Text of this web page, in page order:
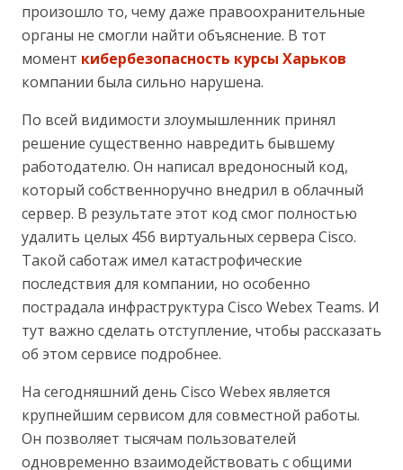
произошло то, чему даже правоохранительные
органы не смогли найти объяснение. В тот
момент кибербезопасность курсы Харьков
компании была сильно нарушена.
По всей видимости злоумышленник принял
решение существенно навредить бывшему
работодателю. Он написал вредоносный код,
который собственноручно внедрил в облачный
сервер. В результате этот код смог полностью
удалить целых 456 виртуальных сервера Cisco.
Такой саботаж имел катастрофические
последствия для компании, но особенно
пострадала инфраструктура Cisco Webex Teams. И
тут важно сделать отступление, чтобы рассказать
об этом сервисе подробнее.
На сегодняшний день Cisco Webex является
крупнейшим сервисом для совместной работы.
Он позволяет тысячам пользователей
одновременно взаимодействовать с общими